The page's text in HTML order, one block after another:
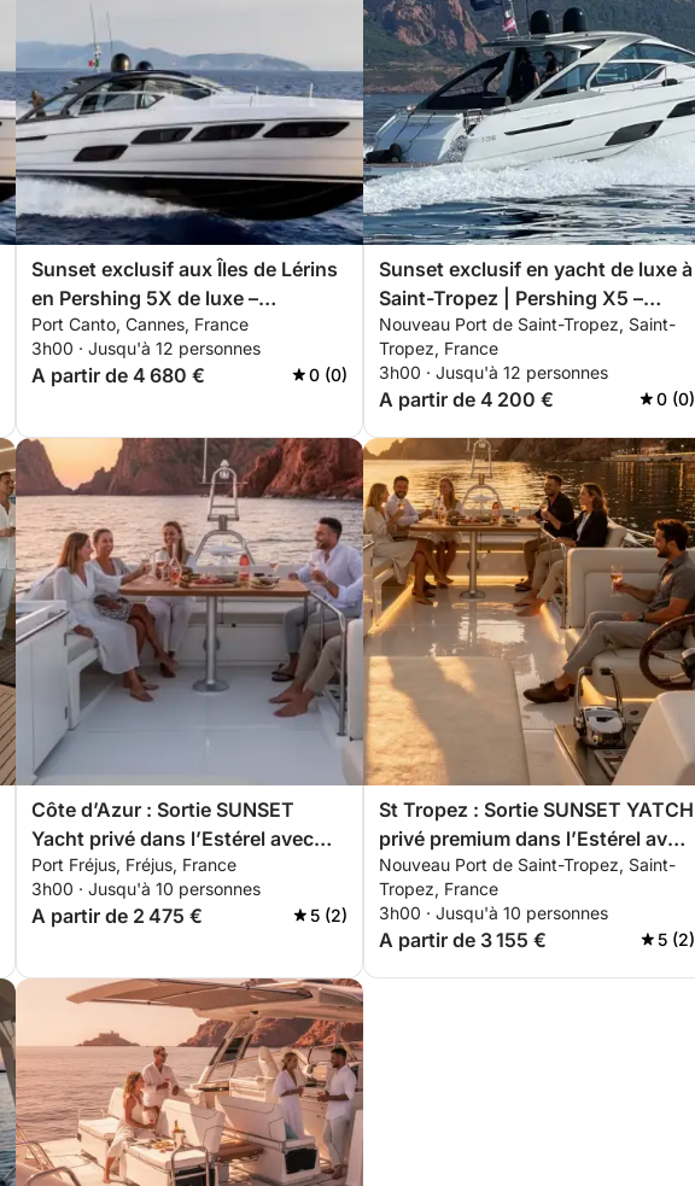
Sunset exclusif aux Îles de Lérins
en Pershing 5X de luxe –
expérience privée tout inclus
Port Canto, Cannes, France
3h00 · Jusqu'à 12 personnes
A partir de 4 680 € 0 (0)
Sunset exclusif en yacht de luxe à
Saint-Tropez | Pershing X5 –
ISCHIA
Nouveau Port de Saint-Tropez, Saint-
Tropez, France
3h00 · Jusqu'à 12 personnes
A partir de 4 200 € 0 (0)
Côte d’Azur : Sortie SUNSET
Yacht privé dans l’Estérel avec
apéritif, paddle & snorkeling
Port Fréjus, Fréjus, France
3h00 · Jusqu'à 10 personnes
A partir de 2 475 € 5 (2)
St Tropez : Sortie SUNSET YATCH
privé premium dans l’Estérel avec
apéritif, paddle & snorkeling
Nouveau Port de Saint-Tropez, Saint-
Tropez, France
3h00 · Jusqu'à 10 personnes
A partir de 3 155 € 5 (2)